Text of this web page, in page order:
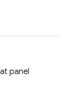
panel